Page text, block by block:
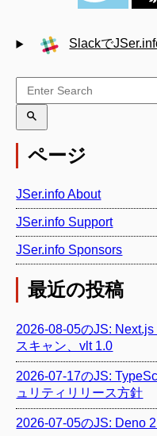
Slackで
ページ
JSer.info About
JSer.info Support
JSer.info Sponsors
最近の投稿
2026-08-05のJS:
スキャン、vlt 1.0
2026-07-17のJS:
ュリティリリース方針
2026-07-05のJS: Deno